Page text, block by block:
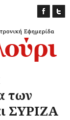
των
ΣΥΡΙΖΑ